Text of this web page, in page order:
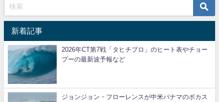
新着記事
2026年CT第7戦「タヒチプロ」のヒート表やチョー
プーの最新波予報など
ジョンジョン・フローレンスが中米パナマのボカス